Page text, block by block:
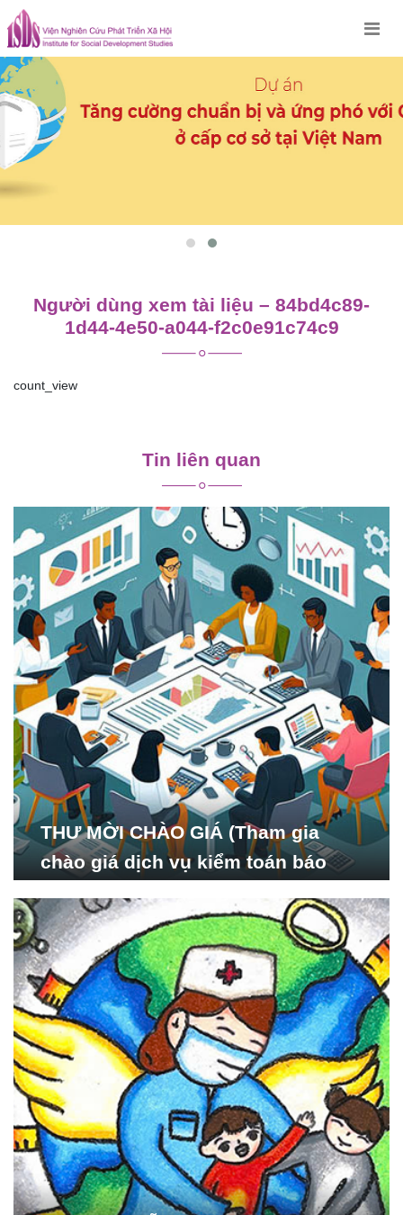
Skip
to
content
Người dùng xem tài liệu – 84bd4c89-
1d44-4e50-a044-f2c0e91c74c9
count_view
viết
Tin liên quan
THƯ MỜI CHÀO GIÁ (Tham gia
chào giá dịch vụ kiểm toán báo
Nghiên cứu Phát triển Xã
hội_ISDS)